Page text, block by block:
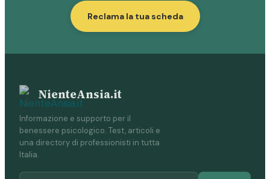
Reclama la tua scheda
NienteAnsia.it
Informazione e supporto per il
benessere psicologico. Test, articoli e
una directory di professionisti in tutta
Italia.